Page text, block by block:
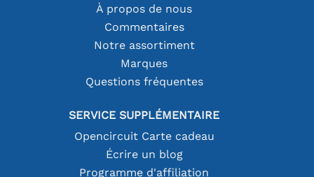
À propos de nous
Commentaires
Notre assortiment
Marques
Questions fréquentes
SERVICE SUPPLÉMENTAIRE
Opencircuit Carte cadeau
Écrire un blog
Programme d'affiliation